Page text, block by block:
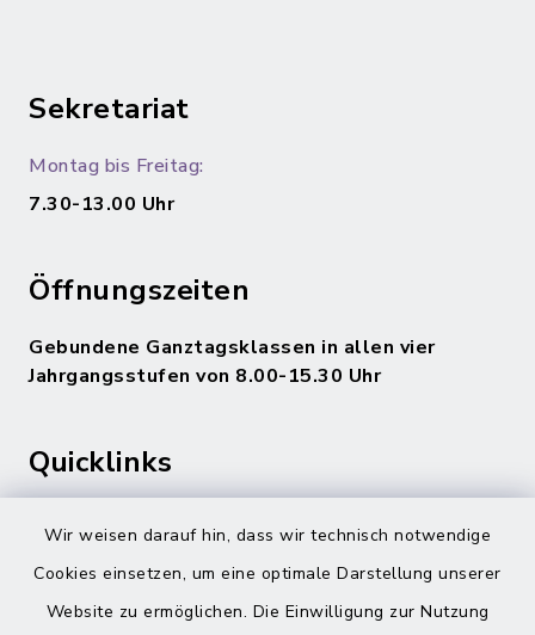
Wir weisen darauf hin, dass wir technisch notwendige
Cookies einsetzen, um eine optimale Darstellung unserer
Website zu ermöglichen. Die Einwilligung zur Nutzung
Sekretariat
Montag bis Freitag:
7.30-13.00 Uhr
Öffnungszeiten
Gebundene Ganztagsklassen in allen vier
Jahrgangsstufen von 8.00-15.30 Uhr
Quicklinks
inixmedia